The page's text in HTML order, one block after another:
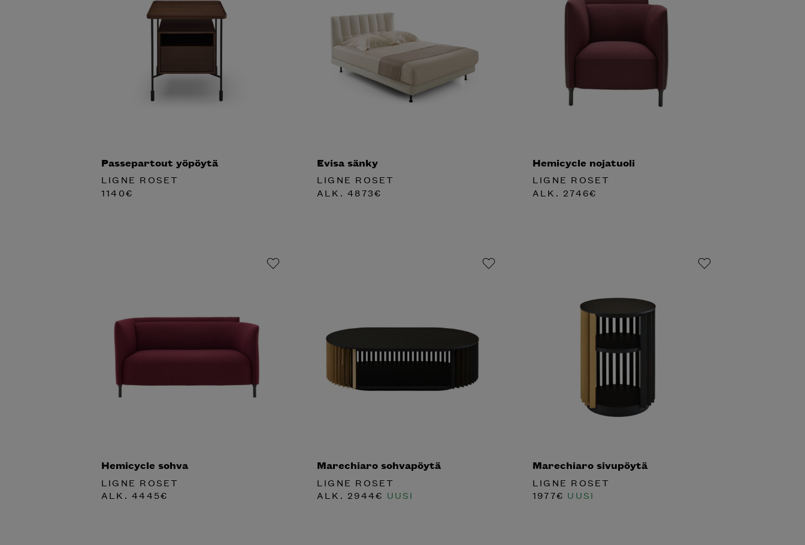
Passepartout yöpöytä
LIGNE ROSET
1140€
Evisa sänky
LIGNE ROSET
ALK.4873€
Hemicycle nojatuoli
LIGNE ROSET
ALK. 2746€
Hemicycle sohva
LIGNE ROSET
ALK.4445€
Marechiaro sohvapöytä
LIGNE ROSET
ALK. 2944€ UUSI
Marechiaro sivupöytä
LIGNE ROSET
1977€ UUSI